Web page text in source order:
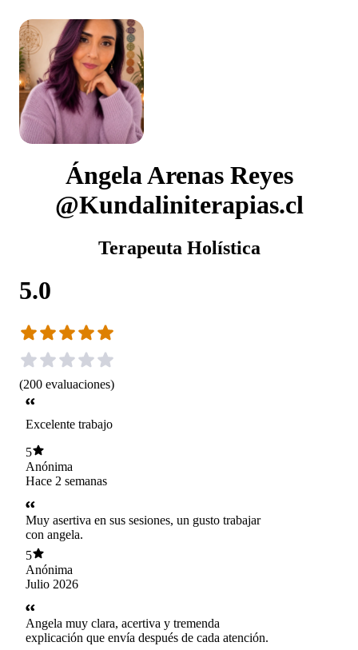
Ángela Arenas Reyes
@Kundaliniterapias.cl
Terapeuta Holística
5.0
(200 evaluaciones)
Excelente trabajo
5
Anónima
Hace 2 semanas
Muy asertiva en sus sesiones, un gusto trabajar
con angela.
5
Anónima
Julio 2026
Angela muy clara, acertiva y tremenda
explicación que envía después de cada atención.